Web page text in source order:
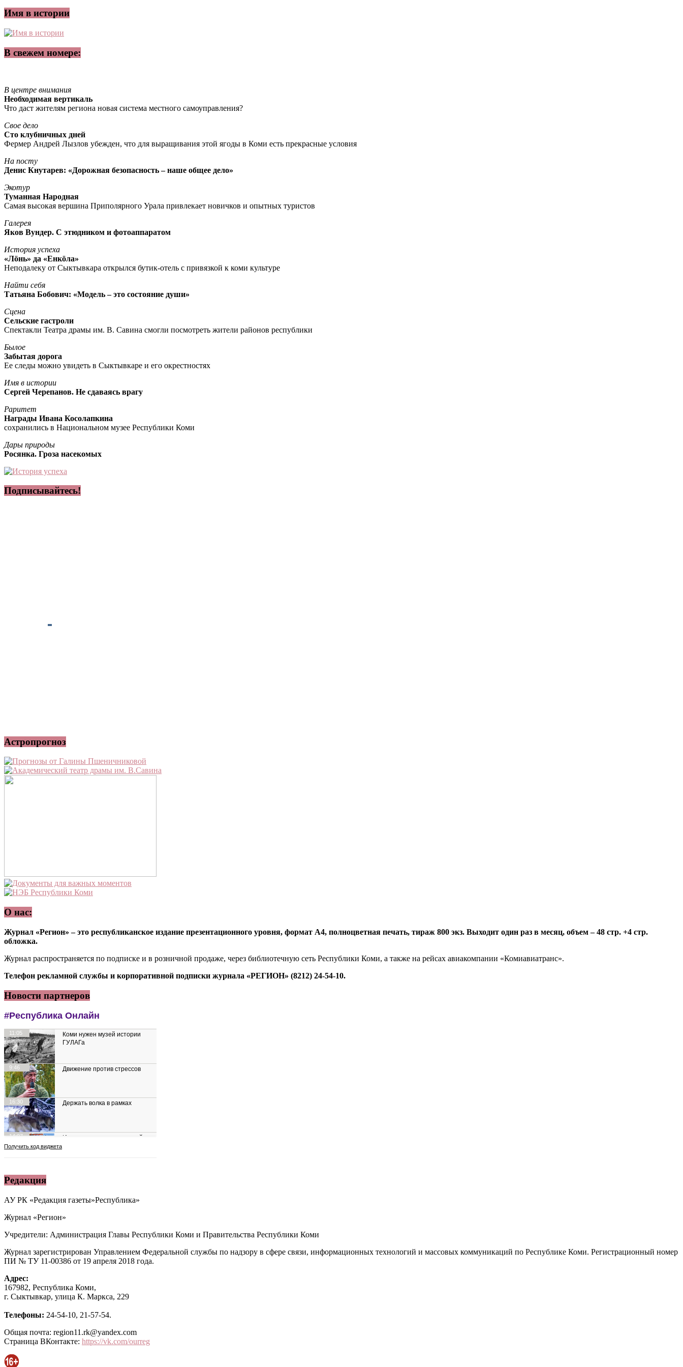
Имя в истории
В свежем номере:
В центре внимания
Необходимая вертикаль
Что даст жителям региона новая система местного самоуправления?
Свое дело
Сто клубничных дней
Фермер Андрей Лызлов убежден, что для выращивания этой ягоды в Коми есть прекрасные условия
На посту
Денис Кнутарев: «Дорожная безопасность – наше общее дело»
Экотур
Туманная Народная
Самая высокая вершина Приполярного Урала привлекает новичков и опытных туристов
Галерея
Яков Вундер. С этюдником и фотоаппаратом
История успеха
«Лöнь» да «Енкöла»
Неподалеку от Сыктывкара открылся бутик-отель с привязкой к коми культуре
Найти себя
Татьяна Бобович: «Модель – это состояние души»
Сцена
Сельские гастроли
Спектакли Театра драмы им. В. Савина смогли посмотреть жители районов республики
Былое
Забытая дорога
Ее следы можно увидеть в Сыктывкаре и его окрестностях
Имя в истории
Сергей Черепанов. Не сдаваясь врагу
Раритет
Награды Ивана Косолапкина
сохранились в Национальном музее Республики Коми
Дары природы
Росянка. Гроза насекомых
Подписывайтесь!
Астропрогноз
О нас:
Журнал «Регион» – это республиканское издание презентационного уровня, формат А4, полноцветная печать, тираж 800 экз. Выходит один раз в месяц, объем – 48 стр. +4 стр.
обложка.
Журнал распространяется по подписке и в розничной продаже, через библиотечную сеть Республики Коми, а также на рейсах авиакомпании «Комиавиатранс».
Телефон рекламной службы и корпоративной подписки журнала «РЕГИОН» (8212) 24-54-10.
Новости партнеров
Редакция
АУ РК «Редакция газеты»Республика»
Журнал «Регион»
Учредители: Администрация Главы Республики Коми и Правительства Республики Коми
Журнал зарегистрирован Управлением Федеральной службы по надзору в сфере связи, информационных технологий и массовых коммуникаций по Республике Коми. Регистрационный номер
ПИ № ТУ 11-00386 от 19 апреля 2018 года.
Адрес:
167982, Республика Коми,
г. Сыктывкар, улица К. Маркса, 229
Телефоны: 24-54-10, 21-57-54.
Общая почта: region11.rk@yandex.com
Страница ВКонтакте: https://vk.com/ourreg